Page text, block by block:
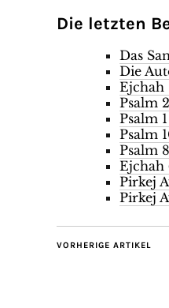
Die letzten
Das
Die
Ejchah
Psalm
Psalm
Psalm
Psalm
Ejchah
Pirkej
Pirkej
VORHERIGE ARTIKEL